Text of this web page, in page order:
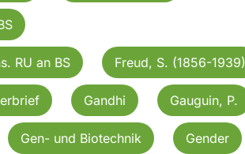
RU an BS Freud, S. (1856-1939)
Gandhi Gauguin, P.
Gen- und Biotechnik Gender